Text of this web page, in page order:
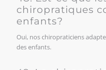
chiropratiques
enfants?
Oui, nos chiropraticiens
des enfants.